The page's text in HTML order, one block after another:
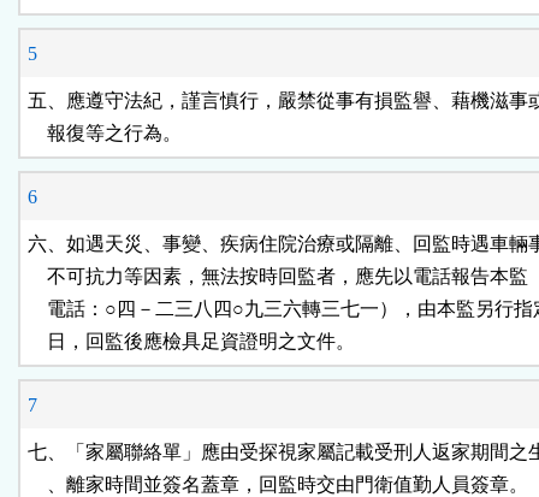
5
五、應遵守法紀，謹言慎行，嚴禁從事有損監譽、藉機滋事
    報復等之行為。
6
六、如遇天災、事變、疾病住院治療或隔離、回監時遇車輛
不可抗力等因素，無法按時回監者，應先以電話報告本監
電話：○四－二三八四○九三六轉三七一），由本監另行
    日，回監後應檢具足資證明之文件。
7
七、「家屬聯絡單」應由受探視家屬記載受刑人返家期間之
    、離家時間並簽名蓋章，回監時交由門衛值勤人員簽章。